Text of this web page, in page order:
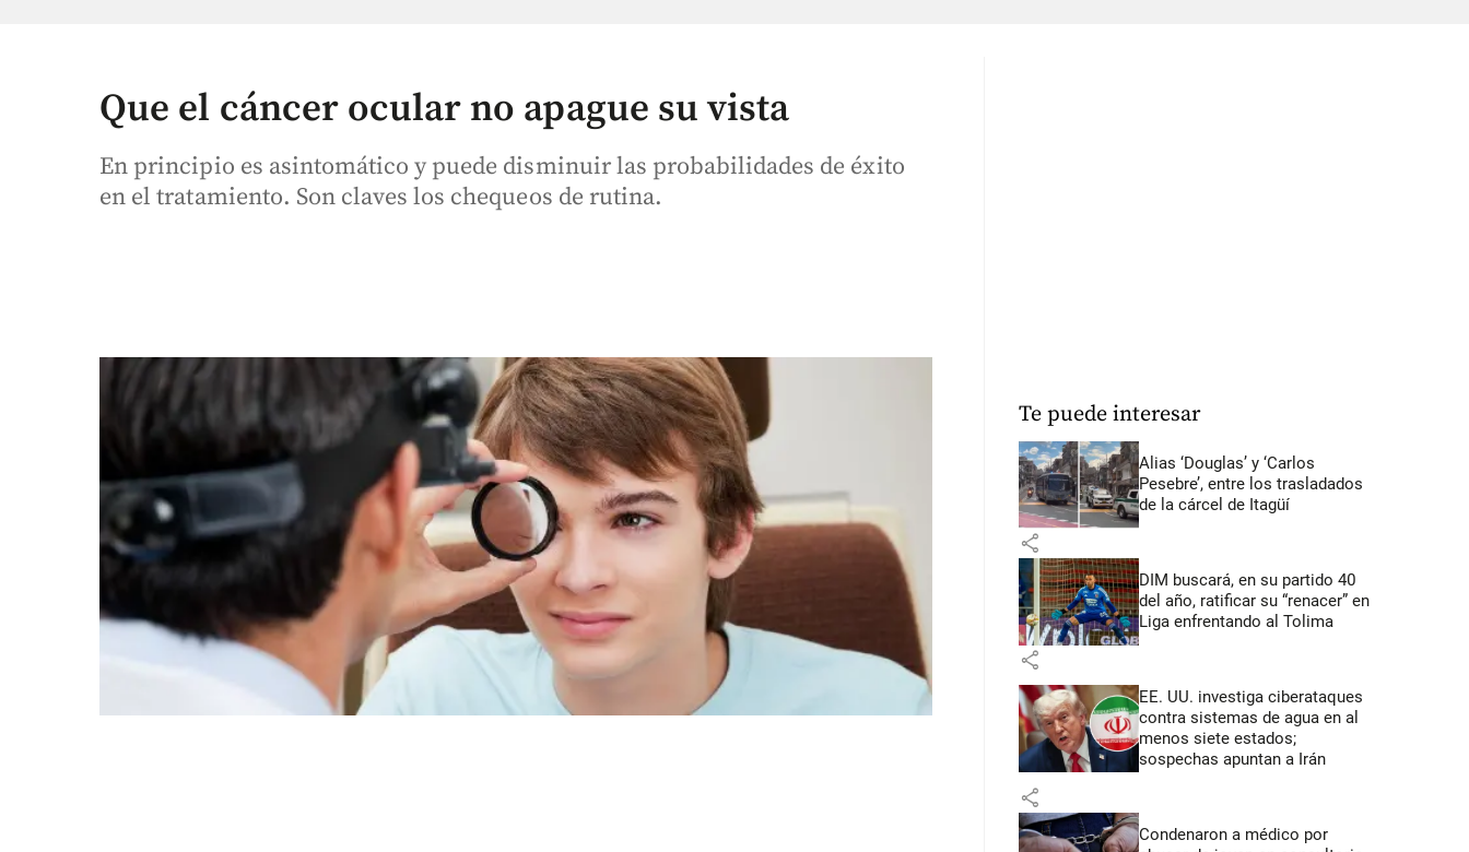
Que el cáncer ocular no apague su vista
En principio es asintomático y puede disminuir las probabilidades de éxito
en el tratamiento. Son claves los chequeos de rutina.
Te puede interesar
Alias ‘Douglas’ y ‘Carlos
Pesebre’, entre los trasladados
de la cárcel de Itagüí
share
DIM buscará, en su partido 40
del año, ratificar su “renacer” en
Liga enfrentando al Tolima
share
EE. UU. investiga ciberataques
contra sistemas de agua en al
menos siete estados;
sospechas apuntan a Irán
share
Condenaron a médico por